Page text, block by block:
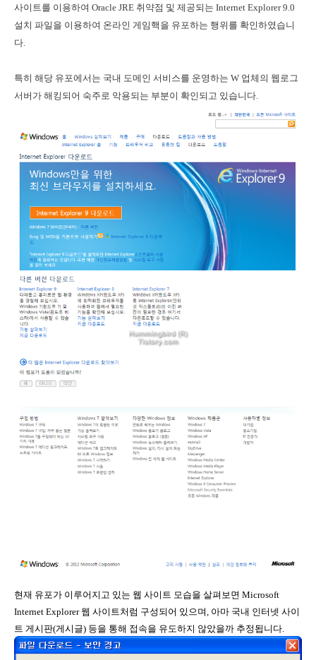
사이트를 이용하여 Oracle JRE 취약점 및 제공되는 Internet Explorer 9.0
설치 파일을 이용하여 온라인 게임핵을 유포하는 행위를 확인하였습니
다.
특히 해당 유포에서는 국내 도메인 서비스를 운영하는 W 업체의 웹로그
서버가 해킹되어 숙주로 악용되는 부분이 확인되고 있습니다.
현재 유포가 이루어지고 있는 웹 사이트 모습을 살펴보면 Microsoft
Internet Explorer 웹 사이트처럼 구성되어 있으며, 아마 국내 인터넷 사이
트 게시판(게시글) 등을 통해 접속을 유도하지 않았을까 추정됩니다.